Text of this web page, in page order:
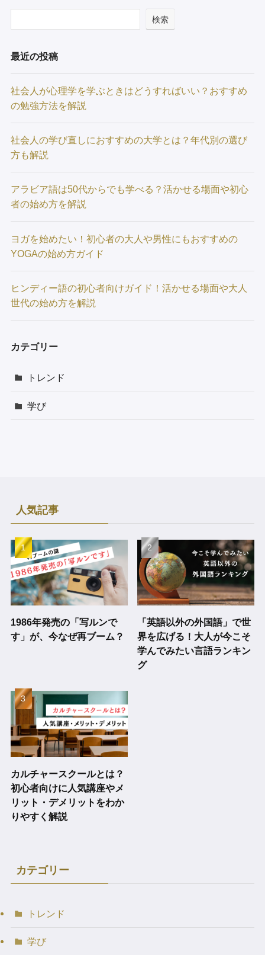
検索
最近の投稿
社会人が心理学を学ぶときはどうすればいい？おすすめ
の勉強方法を解説
社会人の学び直しにおすすめの大学とは？年代別の選び
方も解説
アラビア語は50代からでも学べる？活かせる場面や初心
者の始め方を解説
ヨガを始めたい！初心者の大人や男性にもおすすめの
YOGAの始め方ガイド
ヒンディー語の初心者向けガイド！活かせる場面や大人
世代の始め方を解説
カテゴリー
トレンド
学び
人気記事
1986年発売の「写ルンで
す」が、今なぜ再ブーム？
「英語以外の外国語」で世
界を広げる！大人が今こそ
学んでみたい言語ランキン
グ
カルチャースクールとは？
初心者向けに人気講座やメ
リット・デメリットをわか
りやすく解説
カテゴリー
トレンド
学び